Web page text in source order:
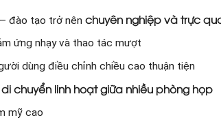
đào tạo trở nênchuyên nghiệp và trực
ứng nhạy và thao tác mượt
dùng điều chỉnh chiều cao thuận tiện
di chuyển linh hoạt giữa nhiều phòng họp
mỹ cao